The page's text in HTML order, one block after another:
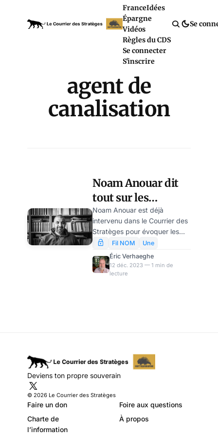
FranceIdées
Épargne
Vidéos
Règles du CDS
Se connecter
S'inscrire
Se
agent de
canalisation
Noam Anouar dit
tout sur les
techniques
d’opposition
contrôlée
Noam Anouar est déjà
intervenu dans le Courrier des
Stratèges pour évoquer les
techniques de contre-
influence déployées par les
services de renseignement. Il
revient sur ce sujet
éclairent certains
comportements, y compris
dans la « résistance » et la «
dissidence ».
Fil NOM
Une
Éric Verhaeghe
12 déc. 2023 — 1 min de
lecture
Deviens ton propre souverain
© 2026 Le Courrier des Stratèges
Faire un don
Foire aux questions
Charte de
l’information
À propos